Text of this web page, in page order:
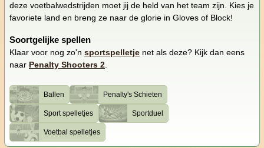
deze voetbalwedstrijden moet jij de held van het team zijn. Kies je
favoriete land en breng ze naar de glorie in Gloves of Block!
Soortgelijke spellen
Klaar voor nog zo'n sportspelletje net als deze? Kijk dan eens
naar Penalty Shooters 2.
Ballen Penalty's Schieten
Sport spelletjes Sportduel
Voetbal spelletjes